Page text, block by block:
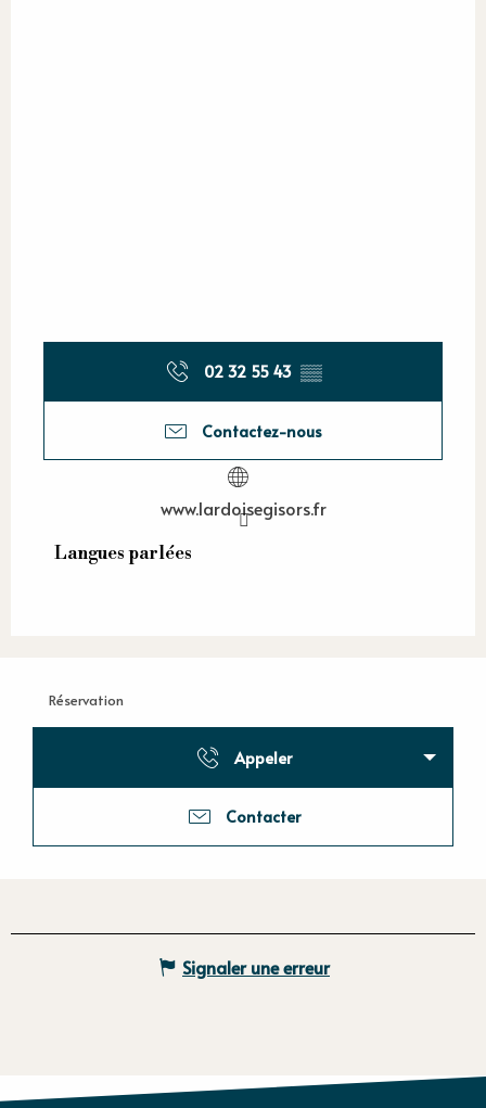
02 32 55 43 ▒▒
Contactez-nous
www.lardoisegisors.fr
Langues parlées
Langues parlées
Réservation
Appeler
Contacter
Signaler une erreur